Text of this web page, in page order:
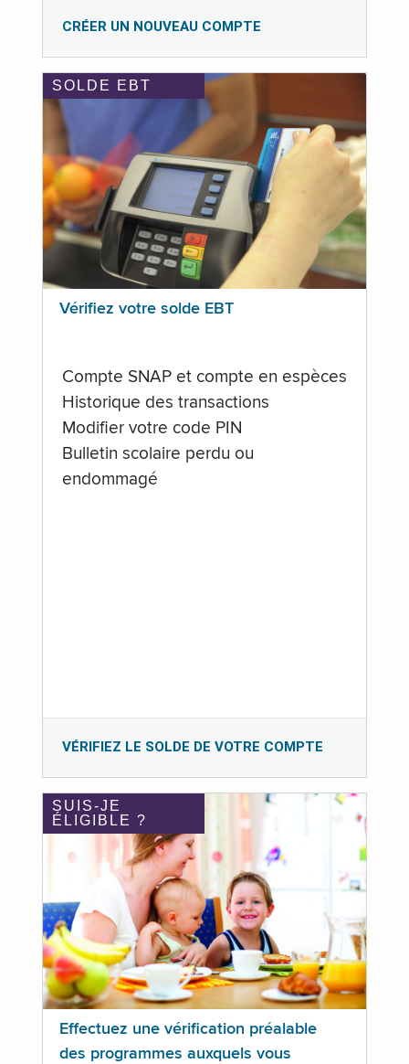
CRÉER UN NOUVEAU COMPTE
SOLDE EBT
Vérifiez votre solde EBT
Compte SNAP et compte en espèces
Historique des transactions
Modifier votre code PIN
Bulletin scolaire perdu ou
endommagé
VÉRIFIEZ LE SOLDE DE VOTRE COMPTE
SUIS-JE
ÉLIGIBLE ?
Effectuez une vérification préalable
des programmes auxquels vous